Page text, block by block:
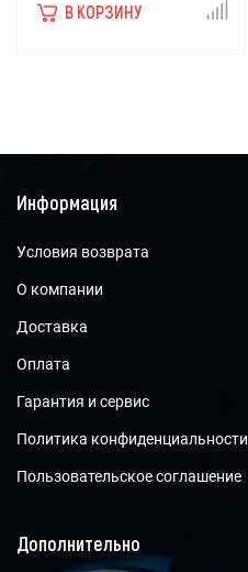
В КОРЗИНУ
Информация
Условия возврата
О компании
Доставка
Оплата
Гарантия и сервис
Политика конфиденциальности
Пользовательское соглашение
Дополнительно